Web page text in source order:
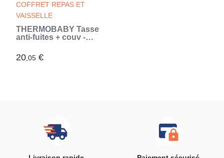
COFFRET REPAS ET
VAISSELLE
THERMOBABY Tasse
anti-fuites + couv -
20,05 €